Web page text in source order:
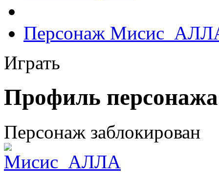
Персонаж
Играть
Профиль
Персонаж заблокирован